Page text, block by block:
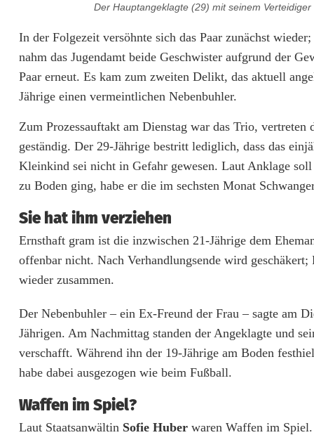
e
r
p
r
ü
g
e
l
t
j
u
n
g
e
Der Hauptangeklagte (29) mit seinem
In der Folgezeit versöhnte sich das Paar zunächst
nahm das Jugendamt beide Geschwister aufgrund der
Paar erneut. Es kam zum zweiten Delikt, das aktuell
Jährige einen vermeintlichen Nebenbuhler.
Zum Prozessauftakt am Dienstag war das Trio, vertreten
geständig. Der 29-Jährige bestritt lediglich, dass das
Kleinkind sei nicht in Gefahr gewesen. Laut Anklage
zu Boden ging, habe er die im sechsten Monat
Sie hat ihm verziehen
Ernsthaft gram ist die inzwischen 21-Jährige dem
offenbar nicht. Nach Verhandlungsende wird
wieder zusammen.
Der Nebenbuhler – ein Ex-Freund der Frau – sagte am
Jährigen. Am Nachmittag standen der Angeklagte und
verschafft. Während ihn der 19-Jährige am Boden
habe dabei ausgezogen wie beim Fußball.
Waffen im Spiel?
Laut Staatsanwältin Sofie Huber waren Waffen im